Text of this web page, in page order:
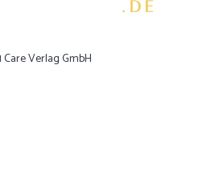
Verlag GmbH